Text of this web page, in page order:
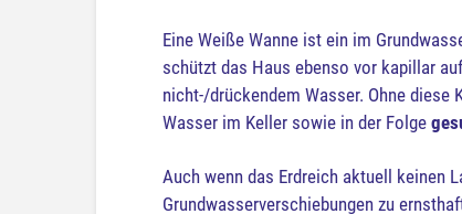
Eine Weiße Wanne ist ein im
schützt das Haus ebenso vor kapillar
nicht-/drückendem Wasser. Ohne diese
Wasser im Keller sowie in der Folge
Auch wenn das Erdreich aktuell keinen
Grundwasserverschiebungen zu